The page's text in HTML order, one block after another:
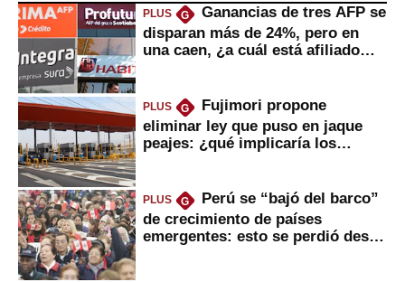
PLUS G
Ganancias de tres AFP se
disparan más de 24%, pero en
una caen, ¿a cuál está afiliado
PLUS G
Fujimori propone
eliminar ley que puso en jaque
peajes: ¿qué implicaría los
PLUS G
Perú se “bajó del barco”
de crecimiento de países
emergentes: esto se perdió desde